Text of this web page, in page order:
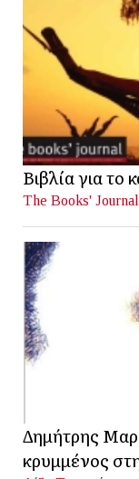
Βιβλία για το
The Books' Journal
Δημήτρης
κρυμμένος